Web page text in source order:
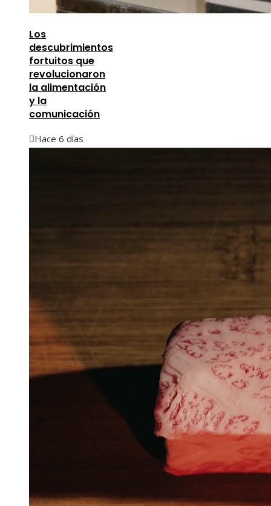
Los
descubrimientos
fortuitos que
revolucionaron
la alimentación
y la
comunicación
Hace 6 días